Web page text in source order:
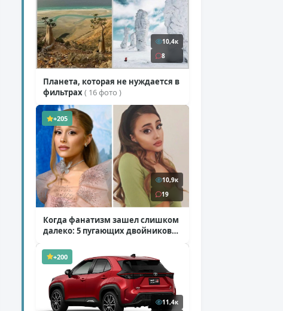
10,4к
8
Планета, которая не нуждается в
фильтрах( 16 фото )
+205
10,9к
19
Когда фанатизм зашел слишком
далеко: 5 пугающих двойников
+200
11,4к